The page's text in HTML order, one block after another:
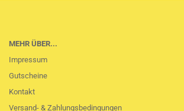
MEHR ÜBER...
Impressum
Gutscheine
Kontakt
Versand- & Zahlungsbedingungen